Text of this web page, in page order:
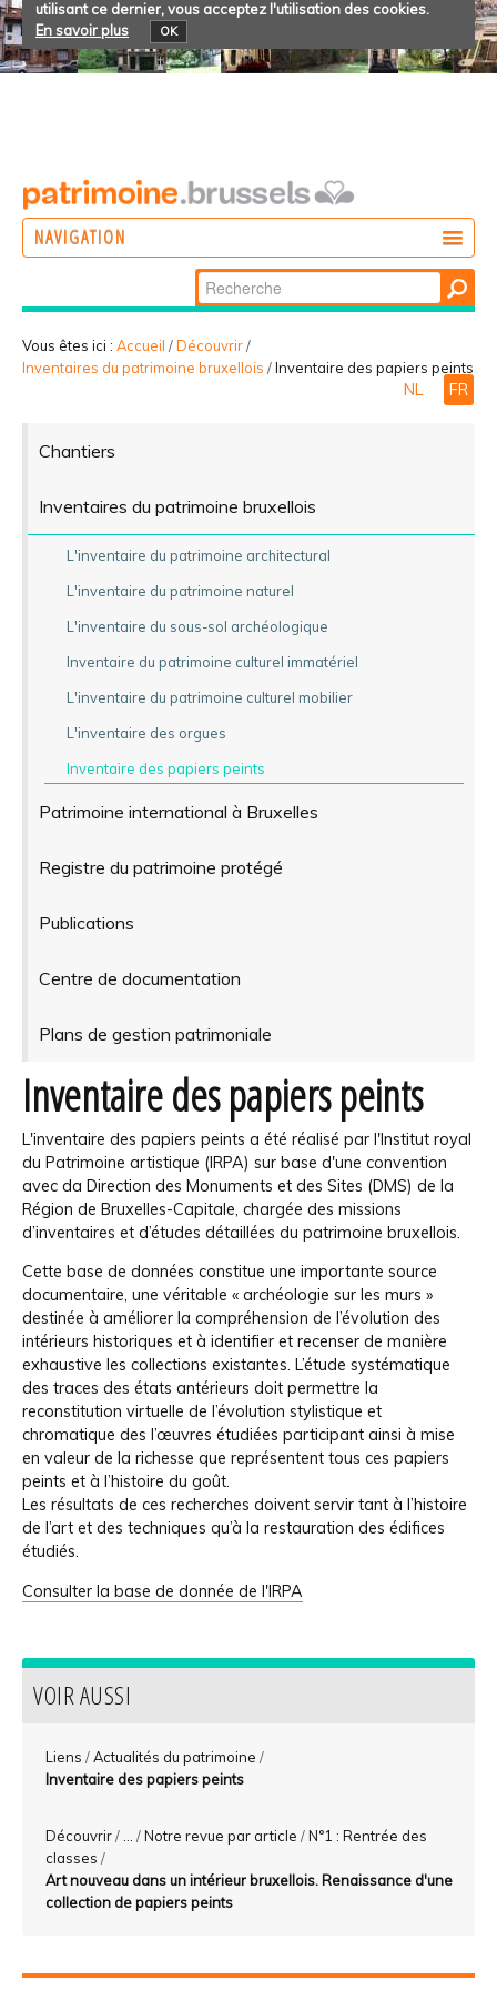
utilisant ce dernier, vous acceptez l'utilisation des cookies.
En savoir plus
OK
NAVIGATION
PARTICIPER
Chercher par
Recherche
avancée…
Vous êtes ici : Accueil /Découvrir/
Inventaires du patrimoine bruxellois /Inventaire des papiers peints
NL FR
Chantiers
Inventaires du patrimoine bruxellois
L'inventaire du patrimoine architectural
L'inventaire du patrimoine naturel
L'inventaire du sous-sol archéologique
Inventaire du patrimoine culturel immatériel
L'inventaire du patrimoine culturel mobilier
L'inventaire des orgues
Inventaire des papiers peints
Patrimoine international à Bruxelles
Registre du patrimoine protégé
Publications
Centre de documentation
Plans de gestion patrimoniale
Inventaire des papiers peints
L'inventaire des papiers peints a été réalisé par l'Institut royal
du Patrimoine artistique (IRPA) sur base d'une convention
avec da Direction des Monuments et des Sites (DMS) de la
Région de Bruxelles-Capitale, chargée des missions
d’inventaires et d’études détaillées du patrimoine bruxellois.
Cette base de données constitue une importante source
documentaire, une véritable « archéologie sur les murs »
destinée à améliorer la compréhension de l’évolution des
intérieurs historiques et à identifier et recenser de manière
exhaustive les collections existantes. L’étude systématique
des traces des états antérieurs doit permettre la
reconstitution virtuelle de l’évolution stylistique et
chromatique des l’œuvres étudiées participant ainsi à mise
en valeur de la richesse que représentent tous ces papiers
peints et à l’histoire du goût.
Les résultats de ces recherches doivent servir tant à l’histoire
de l’art et des techniques qu’à la restauration des édifices
étudiés.
Consulter la base de donnée de l'IRPA
VOIR AUSSI
Liens /Actualités du patrimoine /
Inventaire des papiers peints
Découvrir/ .../Notre revue par article /N°1 : Rentrée des
classes /
Art nouveau dans un intérieur bruxellois. Renaissance d'une
collection de papiers peints